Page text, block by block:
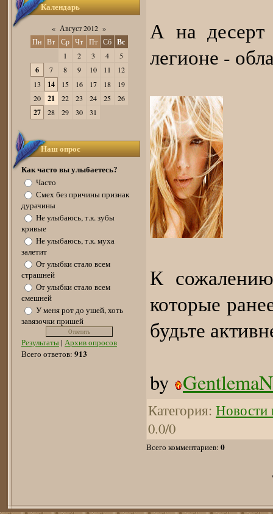
Календарь
« Август 2012 »
Пн Вт Ср Чт Пт Сб Вс
1 2 3 4 5
6 7 8 9 10 11
12
13
14 15 16 17 18
19
20
21 22 23 24 25 26
27 28 29 30 31
Наш опрос
Как часто вы улыбаетесь?
Часто
Смех без причины признак
дурачины
Не улыбаюсь, т.к. зубы
кривые
Не улыбаюсь, т.к. муха
залетит
От улыбки стало всем
страшней
От улыбки стало всем
смешней
У меня рот до ушей, хоть
завязочки пришей
Результаты | Архив опросов
Всего ответов: 913
А на десерт
легионе -
К
которые
будьте
by
Категория: Новости
0.0/0
Всего комментариев: 0